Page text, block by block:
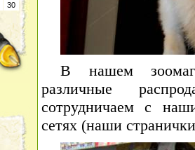
30
В нашем
различные
сотрудничаем с
сетях (наши